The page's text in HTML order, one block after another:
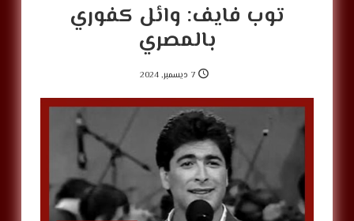
توب فايف: وائل كفوري
بالمصري
7 ديسمبر, 2024